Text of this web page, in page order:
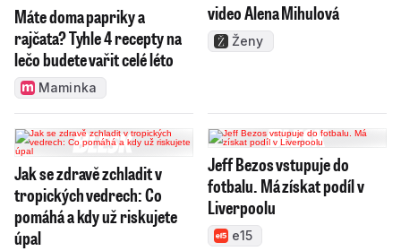
Máte doma papriky a
rajčata? Tyhle 4 recepty na
lečo budete vařit celé léto
Maminka
video Alena Mihulová
Ženy
Jak se zdravě zchladit v
tropických vedrech: Co
pomáhá a kdy už riskujete
úpal
Jeff Bezos vstupuje do
fotbalu. Má získat podíl v
Liverpoolu
e15